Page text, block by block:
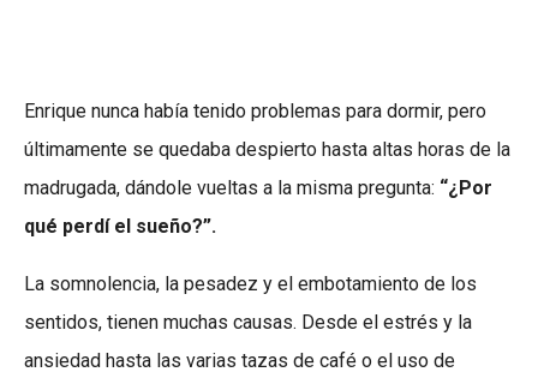
Enrique nunca había tenido problemas para dormir, pero
últimamente se quedaba despierto hasta altas horas de la
madrugada, dándole vueltas a la misma pregunta: “¿Por
qué perdí el sueño?”.
La somnolencia, la pesadez y el embotamiento de los
sentidos, tienen muchas causas. Desde el estrés y la
ansiedad hasta las varias tazas de café o el uso de